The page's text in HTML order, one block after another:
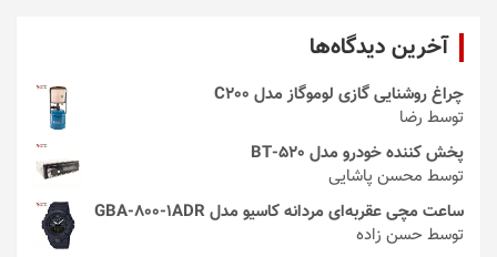
آخرین دیدگاه‌ها
چراغ روشنایی گازی لوموگاز مدل C200
توسط رضا
پخش کننده خودرو مدل 520-BT
توسط محسن پاشایی
ساعت مچی عقربه‌ای مردانه کاسیو مدل GBA-800-1ADR
توسط حسن زاده